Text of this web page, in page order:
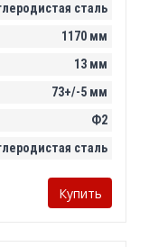
сталь
1170 мм
13 мм
73+/-5 мм
Ф2
сталь
Купить